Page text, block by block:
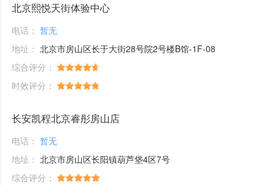
北京熙悦天街体验中心
电话： 暂无
地址： 北京市房山区长于大街28号院2号楼B馆-1F-08
综合评分：
时效评分：
长安凯程北京睿彤房山店
电话： 暂无
地址： 北京市房山区长阳镇葫芦垡4区7号
综合评分：